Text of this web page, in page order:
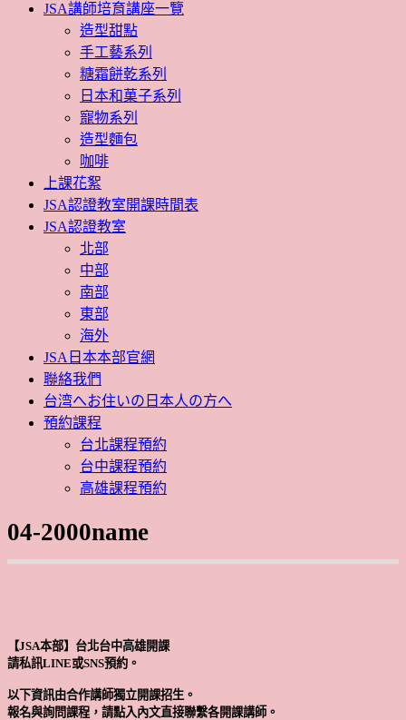
JSA講師培育講座一覽
造型甜點
手工藝系列
糖霜餅乾系列
日本和菓子系列
寵物系列
造型麵包
咖啡
上課花絮
JSA認證教室開課時間表
JSA認證教室
北部
中部
南部
東部
海外
JSA日本本部官網
聯絡我們
台湾へお住いの日本人の方へ
預約課程
台北課程預約
台中課程預約
高雄課程預約
04-2000name
【JSA本部】台北台中高雄開課
請私訊LINE或SNS預約。
以下資訊由合作講師獨立開課招生。
報名與詢問課程，請點入內文直接聯繫各開課講師。